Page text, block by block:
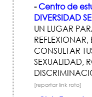
-Centro de
DIVERSIDAD
UN LUGAR
REFLEXIONAR,
CONSULTAR
SEXUALIDAD,
[reportar link roto]